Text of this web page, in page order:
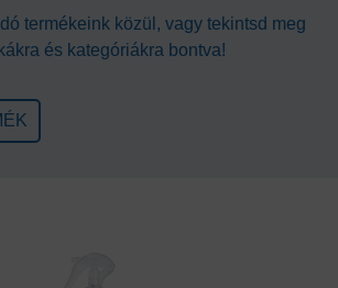
termékeink közül, vagy tekintsd meg
és kategóriákra bontva!